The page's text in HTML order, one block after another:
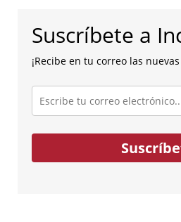
Suscríbete a
¡Recibe en tu correo las
Escribe
tu
correo
electrónico...